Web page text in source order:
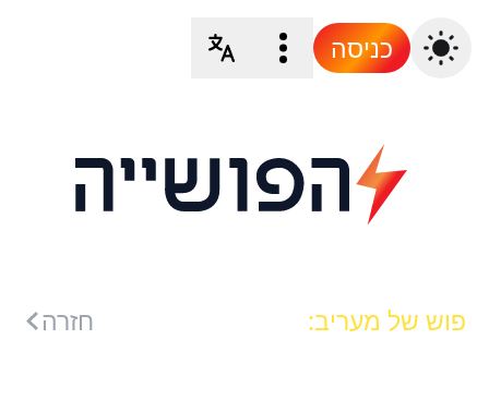
כניסה
פוש של מעריב: חזרה